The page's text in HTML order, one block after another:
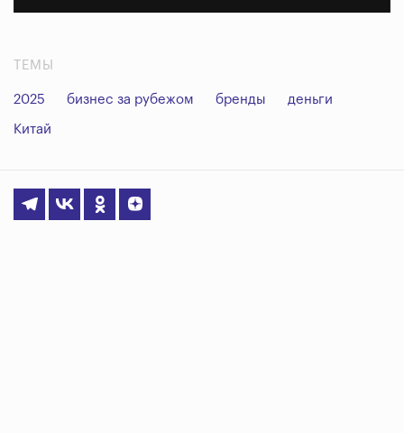
ТЕМЫ
2025 бизнес за рубежом бренды деньги
Китай